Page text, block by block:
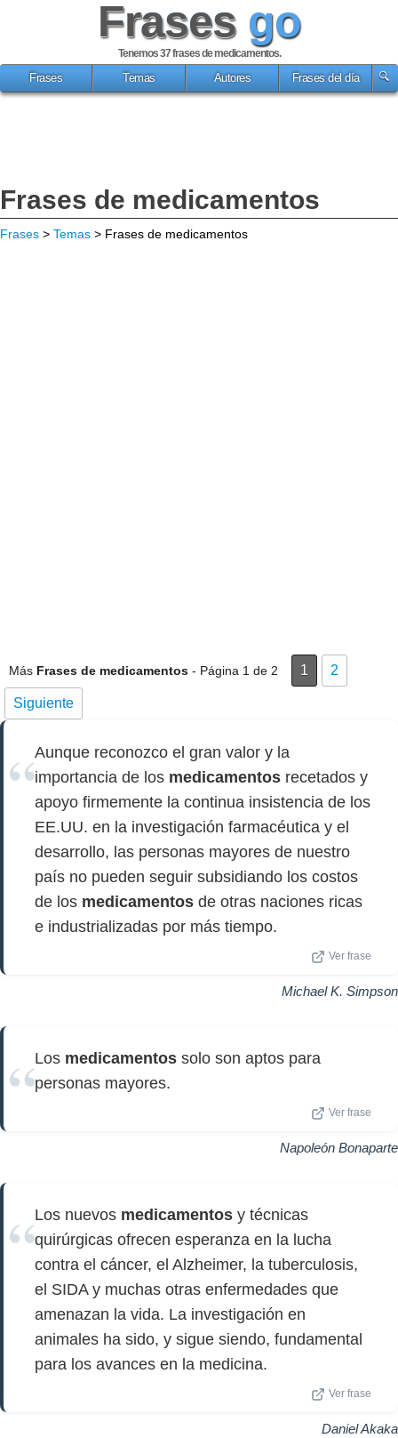
Frases go
Tenemos 37frases de medicamentos.
Frases
Temas Autores Frases del día
Frases de medicamentos
Frases > Temas > Frases de medicamentos
Más Frases de medicamentos - Página 1 de 2 1 2
Siguiente
Aunque reconozco el gran valor y la
importancia de los medicamentos recetados y
apoyo firmemente la continua insistencia de los
EE.UU. en la investigación farmacéutica y el
desarrollo, las personas mayores de nuestro
país no pueden seguir subsidiando los costos
de los medicamentos de otras naciones ricas
e industrializadas por más tiempo.
Ver frase
Michael K. Simpson
Los medicamentos solo son aptos para
personas mayores.
Ver frase
Napoleón Bonaparte
Los nuevos medicamentos y técnicas
quirúrgicas ofrecen esperanza en la lucha
contra el cáncer, el Alzheimer, la tuberculosis,
el SIDA y muchas otras enfermedades que
amenazan la vida. La investigación en
animales ha sido, y sigue siendo, fundamental
para los avances en la medicina.
Ver frase
Daniel Akaka